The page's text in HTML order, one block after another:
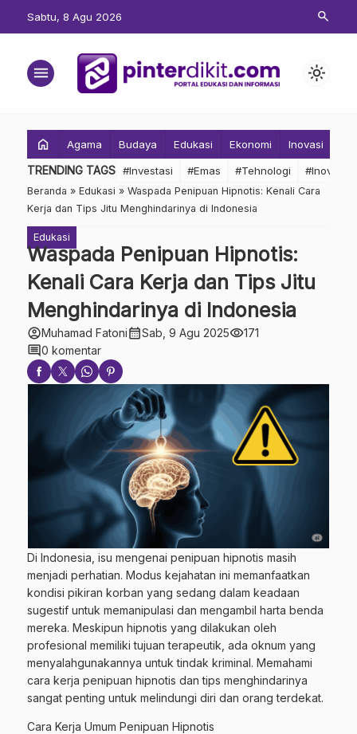
Sabtu, 8 Agu 2026 search
menu light_mode
home Agama Budaya Edukasi Ekonomi Inovasi
TRENDING TAGS #Investasi #Emas #Tehnologi #Inovasi
Beranda » Edukasi » Waspada Penipuan Hipnotis: Kenali Cara
Kerja dan Tips Jitu Menghindarinya di Indonesia
Edukasi
Waspada Penipuan Hipnotis:
Kenali Cara Kerja dan Tips Jitu
Menghindarinya di Indonesia
account_circleMuhamad Fatonicalendar_monthSab, 9 Agu 2025visibility171
comment0 komentar
Di Indonesia, isu mengenai penipuan hipnotis masih
menjadi perhatian. Modus kejahatan ini memanfaatkan
kondisi pikiran korban yang sedang dalam keadaan
sugestif untuk memanipulasi dan mengambil harta benda
mereka. Meskipun hipnotis yang dilakukan oleh
profesional memiliki tujuan terapeutik, ada oknum yang
menyalahgunakannya untuk tindak kriminal. Memahami
cara kerja penipuan hipnotis dan tips menghindarinya
sangat penting untuk melindungi diri dan orang terdekat.
Cara Kerja Umum Penipuan Hipnotis